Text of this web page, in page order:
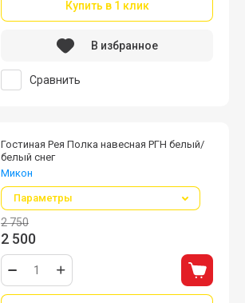
Купить в 1 клик
Сравнить
В избранное
Гостиная Рея Полка навесная РГН белый/
белый снег
Микон
Параметры
2 750
2 500